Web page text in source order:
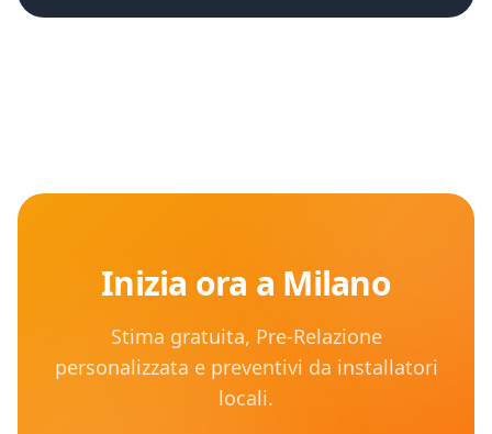
Inizia ora a Milano
Stima gratuita, Pre-Relazione
personalizzata e preventivi da installatori
locali.